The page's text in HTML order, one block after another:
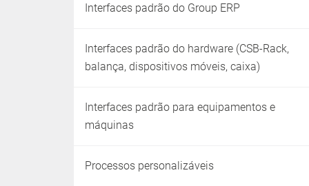
Interfaces padrão do Group ERP
Interfaces padrão do hardware (CSB-Rack,
balança, dispositivos móveis, caixa)
Interfaces padrão para equipamentos e
máquinas
Processos personalizáveis